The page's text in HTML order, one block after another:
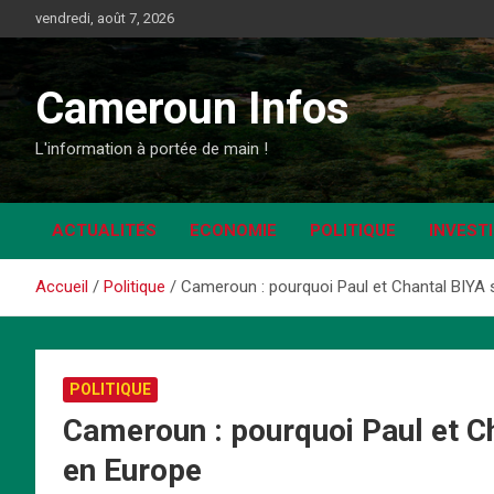
au
vendredi, août 7, 2026
Cameroun Infos
L'information à portée de main !
ACTUALITÉS ECONOMIE POLITIQUE
Accueil Politique Cameroun : pourquoi Paul et Chantal
POLITIQUE
Cameroun : pourquoi Paul et
en Europe